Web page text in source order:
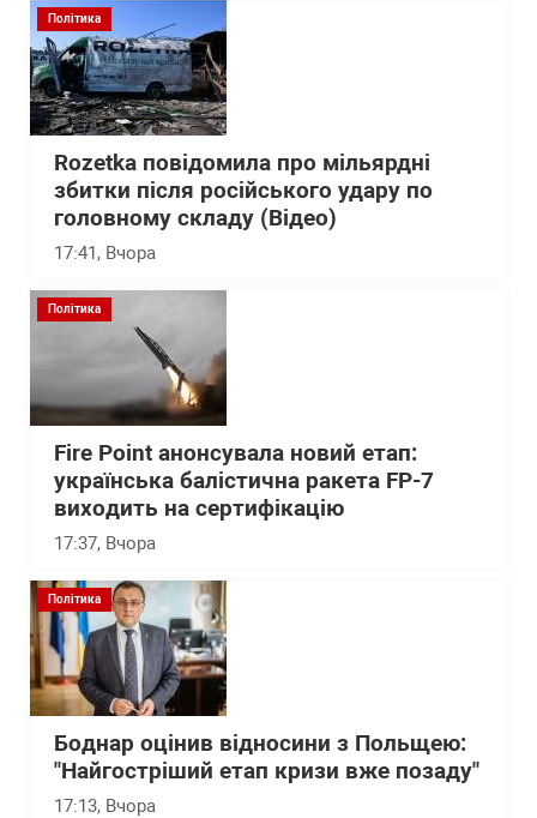
Політика
Rozetka повідомила про мільярдні
збитки після російського удару по
головному складу (Відео)
17:41, Вчора
Політика
Fire Point анонсувала новий етап:
українська балістична ракета FP-7
виходить на сертифікацію
17:37, Вчора
Політика
Боднар оцінив відносини з Польщею:
"Найгостріший етап кризи вже позаду"
17:13, Вчора